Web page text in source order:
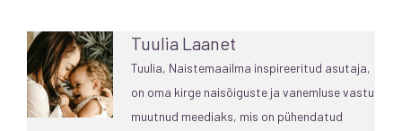
Tuulia Laanet
Tuulia, Naistemaailma inspireeritud asutaja,
on oma kirge naisõiguste ja vanemluse vastu
muutnud meediaks, mis on pühendatud